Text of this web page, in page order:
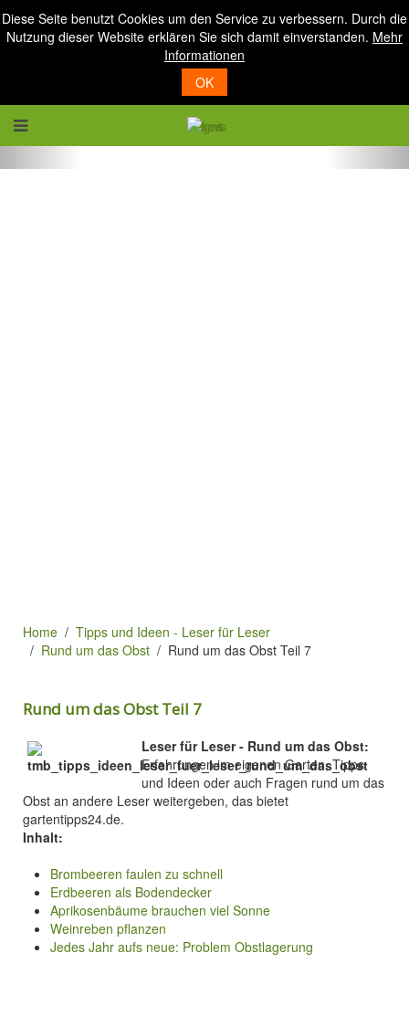
Diese Seite benutzt Cookies um den Service zu verbessern. Durch die
Nutzung dieser Website erklären Sie sich damit einverstanden. Mehr
Informationen
OK
Home
Tipps und Ideen - Leser für Leser
Rund um das Obst
Rund um das Obst Teil 7
Rund um das Obst Teil 7
Leser für Leser - Rund um das Obst:
Erfahrungen im eigenen Garten, Tipps
und Ideen oder auch Fragen rund um das
Obst an andere Leser weitergeben, das bietet
gartentipps24.de.
Inhalt:
Brombeeren faulen zu schnell
Erdbeeren als Bodendecker
Aprikosenbäume brauchen viel Sonne
Weinreben pflanzen
Jedes Jahr aufs neue: Problem Obstlagerung